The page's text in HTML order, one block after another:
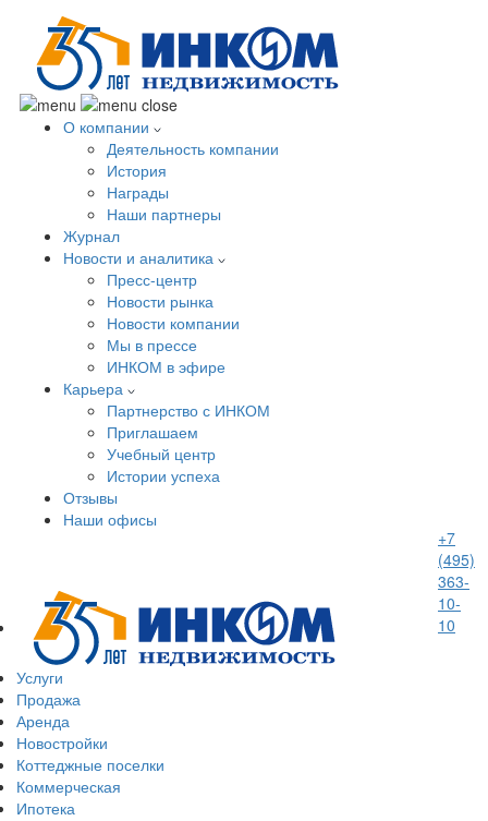
О компании
Деятельность компании
История
Награды
Наши партнеры
Журнал
Новости и аналитика
Пресс-центр
Новости рынка
Новости компании
Мы в прессе
ИНКОМ в эфире
Карьера
Партнерство с ИНКОМ
Приглашаем
Учебный центр
Истории успеха
Отзывы
Наши офисы
+7
(495)
363-
10-
10
Услуги
Продажа
Аренда
Новостройки
Коттеджные поселки
Коммерческая
Ипотека